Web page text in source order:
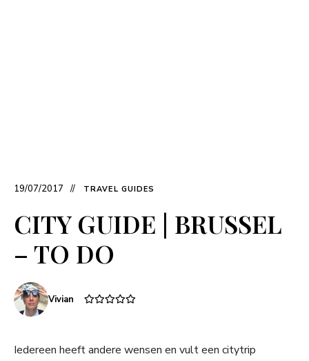
19/07/2017 TRAVEL GUIDES
CITY GUIDE | BRUSSEL
– TO DO
Vivian
Iedereen heeft andere wensen en vult een citytrip